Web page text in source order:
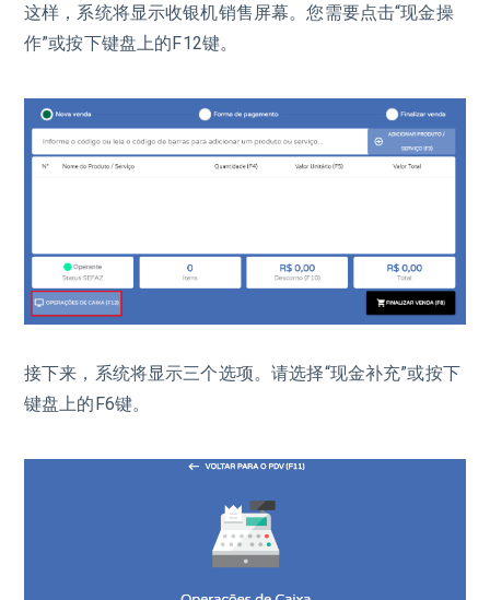
这样，系统将显示收银机销售屏幕。您需要点击“现金操
作”或按下键盘上的F12键。
接下来，系统将显示三个选项。请选择“现金补充”或按下
键盘上的F6键。